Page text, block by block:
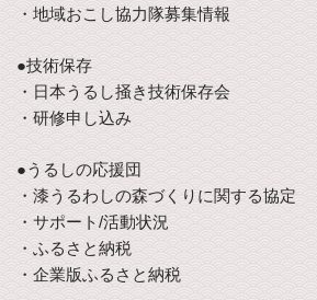
・地域おこし協力隊募集情報
●技術保存
・日本うるし掻き技術保存会
・研修申し込み
●うるしの応援団
・漆うるわしの森づくりに関する協定
・サポート/活動状況
・ふるさと納税
・企業版ふるさと納税